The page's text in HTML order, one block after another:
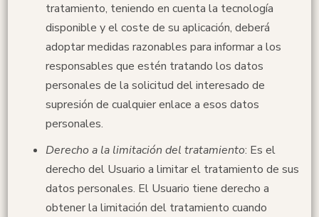
tratamiento, teniendo en cuenta la tecnología
disponible y el coste de su aplicación, deberá
adoptar medidas razonables para informar a los
responsables que estén tratando los datos
personales de la solicitud del interesado de
supresión de cualquier enlace a esos datos
personales.
Derecho a la limitación del tratamiento: Es el
derecho del Usuario a limitar el tratamiento de sus
datos personales. El Usuario tiene derecho a
obtener la limitación del tratamiento cuando